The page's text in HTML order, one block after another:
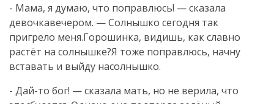
- Мама, я думаю, что поправлюсь! — сказала
девочкавечером. — Солнышко сегодня так
пригрело меня.Горошинка, видишь, как славно
растёт на солнышке?Я тоже поправлюсь, начну
вставать и выйду насолнышко.
- Дай-то бог! — сказала мать, но не верила, что